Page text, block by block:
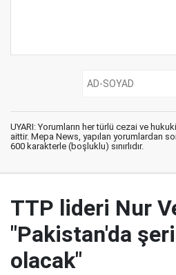
UYARI: Yorumların her türlü cezai ve
aittir. Mepa News, yapılan yorumlardan
600 karakterle (boşluklu) sınırlıdır.
TTP lideri Nur
"Pakistan'da
olacak"